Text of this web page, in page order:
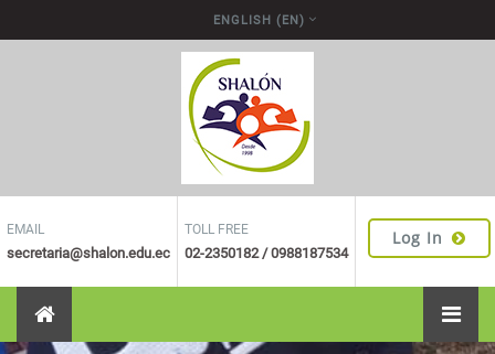
ENGLISH ‎(EN)‎
Log In
EMAIL
secretaria@shalon.edu.ec
TOLL FREE
02-2350182 / 0988187534